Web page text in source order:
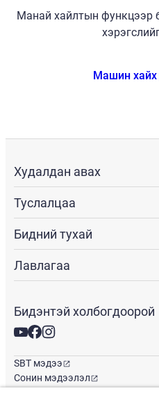
Манай хайлтын функцээр
Машин хайх
Худалдан авах
Туслалцаа
Бидний тухай
Лавлагаа
Бидэнтэй холбогдоорой
SBT мэдээ
Сонин мэдээлэл